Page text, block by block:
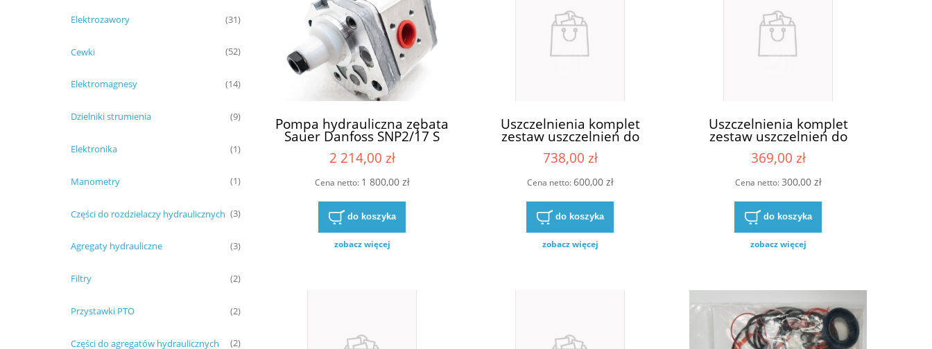
Elektrozawory (31)
Cewki (52)
Elektromagnesy (14)
Dzielniki strumienia (9)
Elektronika (1)
Manometry (1)
Części do rozdzielaczy hydraulicznych (3)
Agregaty hydrauliczne (3)
Filtry (2)
Przystawki PTO (2)
Części do agregatów hydraulicznych (2)
Pompa hydrauliczna zębata
Sauer Danfoss SNP2/17 S
CO04 SNP2/17S C004
SNP2/17S CO04 zamiennik
Boisch Rexroth 0510615317
0510 615 317 0 510 615 317
DEUTZ 4309354
2 214,00 zł
Cena netto: 1 800,00 zł
do koszyka
zobacz więcej
Uszczelnienia komplet
zestaw uszczelnień do
pomp pompy Casappa
03580500
738,00 zł
Cena netto:600,00 zł
do koszyka
zobacz więcej
Uszczelnienia komplet
zestaw uszczelnień do
pomp pompy Casappa KP20
S/D
369,00 zł
Cena netto:300,00 zł
do koszyka
zobacz więcej